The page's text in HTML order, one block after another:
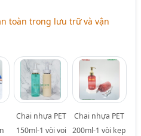
toàn trong lưu trữ và vận
Chai nhựa PET
150ml-1 vòi voi
Chai nhựa PET
200ml-1 vòi kẹp